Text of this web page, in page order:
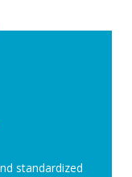
standardized